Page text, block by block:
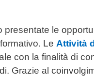
le
Le Attività
con la finalità di
Grazie al